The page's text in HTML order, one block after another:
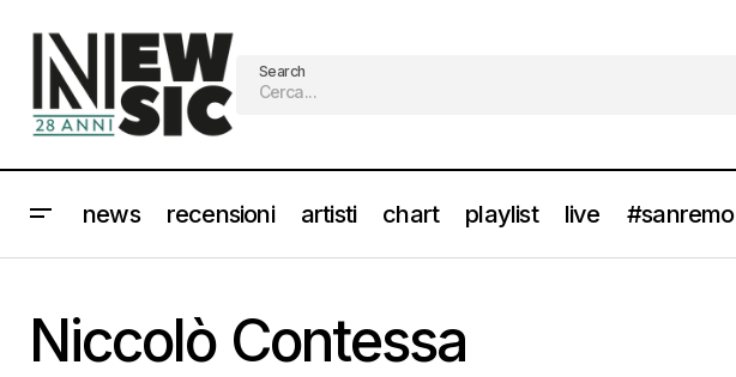
Search
news recensioni artisti chart playlist live #sanremo
Niccolò Contessa